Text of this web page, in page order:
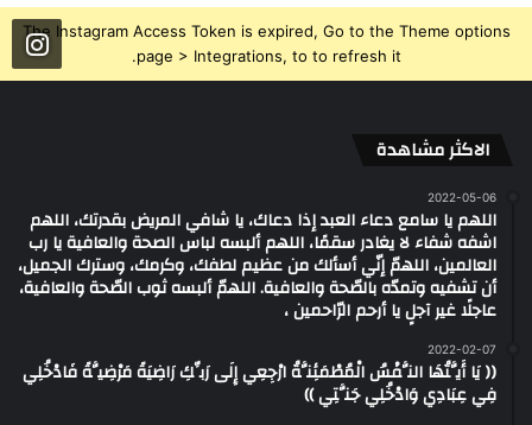
The Instagram Access Token is expired, Go to the Theme options
page > Integrations, to to refresh it.
الاكثر مشاهدة
2022-05-06
اللهم يا سامع دعاء العبد إذا دعاك، يا شافي المريض بقدرتك، اللهم
اشفه شفاء لا يغادر سقمًا، اللهم ألبسه لباس الصحة والعافية يا رب
العالمين، اللهمّ إنّي أسألك من عظيم لطفك، وكرمك، وسترك الجميل،
أن تشفيه وتمدّه بالصّحة والعافية. اللهمّ ألبسه ثوب الصّحة والعافية،
عاجلًا غير آجلٍ يا أرحم الرّاحمين ،
2022-02-07
(( يَا أَيَّتُهَا النَّفْسُ الْمُطْمَئِنَّةُ ارْجِعِي إِلَى رَبِّكِ رَاضِيَةً مَرْضِيَّةً فَادْخُلِي
فِي عِبَادِي وَادْخُلِي جَنَّتِي ))